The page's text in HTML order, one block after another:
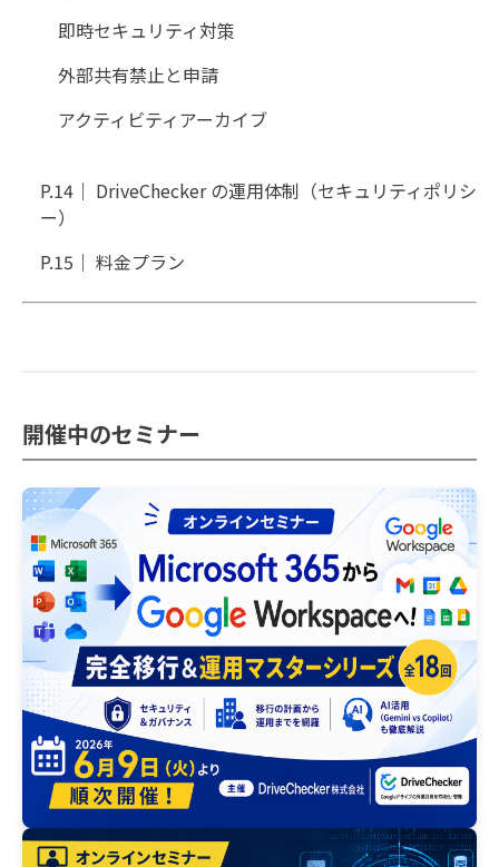
即時セキュリティ対策
外部共有禁止と申請
アクティビティアーカイブ
P.14｜ DriveChecker の運用体制（セキュリティポリシ
ー）
P.15｜ 料金プラン
開催中のセミナー